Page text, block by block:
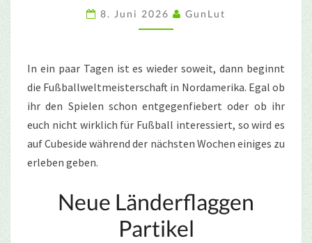
CUBESIDE
8. Juni 2026 GunLut
In ein paar Tagen ist es wieder soweit, dann beginnt
die Fußballweltmeisterschaft in Nordamerika. Egal ob
ihr den Spielen schon entgegenfiebert oder ob ihr
euch nicht wirklich für Fußball interessiert, so wird es
auf Cubeside während der nächsten Wochen einiges zu
erleben geben.
Neue Länderflaggen
Partikel